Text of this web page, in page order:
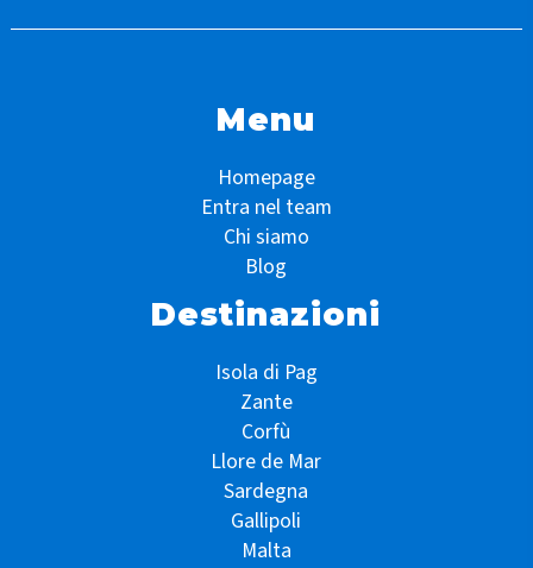
Menu
Homepage
Entra nel team
Chi siamo
Blog
Destinazioni
Isola di Pag
Zante
Corfù
Llore de Mar
Sardegna
Gallipoli
Malta